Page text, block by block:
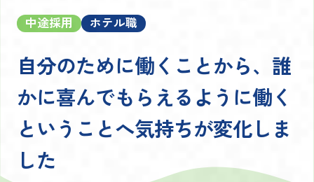
中途採用 ホテル職
自分のために働くことから、 誰
かに喜んでもらえるように働く
ということへ気持ちが変化しま
した